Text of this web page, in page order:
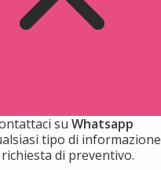
su Whatsapp
tipo di informazione
di preventivo.